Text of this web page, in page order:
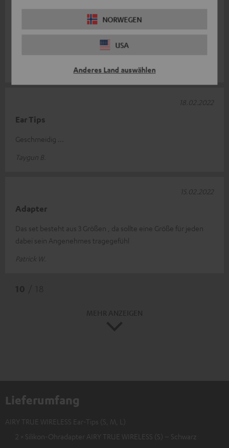
NORWEGEN
USA
Anderes Land auswählen
Als Reserve absolut ausreichend. Top Qualität.
Ear Tips
Geschmeidig ...
Taygun B.
18.02.2022
Adapter
Das set besteht aus 3 Größen , da sollte eine Größe für jeden
dabei sein Angenehmes tragegefühl
Patrick W.
15.02.2022
Lieferumfang
AIRY TRUE WIRELESS Ear-Tips (S, M, L)
2 × Silikon-Ohradapter AIRY TRUE WIRELESS (S) – Schwarz